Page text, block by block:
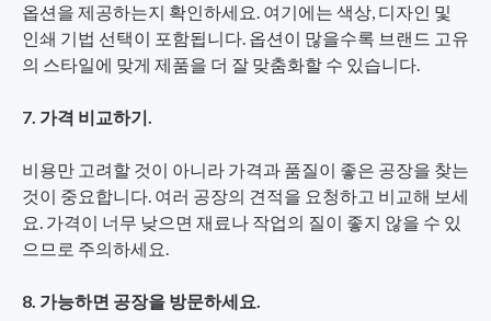
옵션을 제공하는지 확인하세요. 여기에는 색상, 디자인 및
인쇄 기법 선택이 포함됩니다. 옵션이 많을수록 브랜드 고유
의 스타일에 맞게 제품을 더 잘 맞춤화할 수 있습니다.
7. 가격 비교하기.
비용만 고려할 것이 아니라 가격과 품질이 좋은 공장을 찾는
것이 중요합니다. 여러 공장의 견적을 요청하고 비교해 보세
요. 가격이 너무 낮으면 재료나 작업의 질이 좋지 않을 수 있
으므로 주의하세요.
8. 가능하면 공장을 방문하세요.